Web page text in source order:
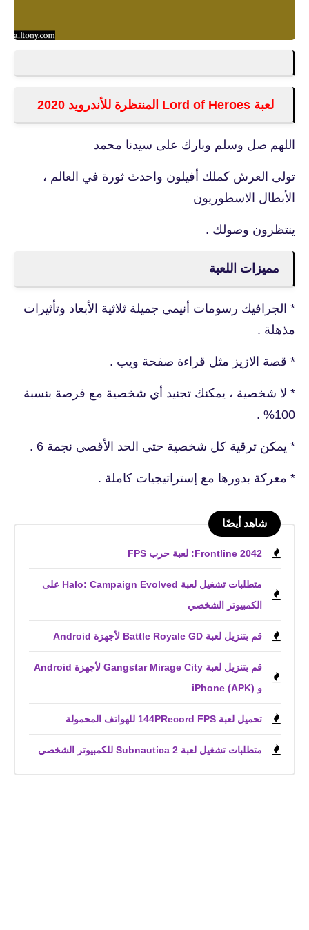
لعبة Lord of Heroes المنتظرة للأندرويد 2020
اللهم صل وسلم وبارك على سيدنا محمد
تولى العرش كملك أفيلون واحدث ثورة في العالم ،
الأبطال الاسطوريون
ينتظرون وصولك .
مميزات اللعبة
* الجرافيك رسومات أنيمي جميلة ثلاثية الأبعاد وتأثيرات
مذهلة .
* قصة الازيز مثل قراءة صفحة ويب .
* لا شخصية ، يمكنك تجنيد أي شخصية مع فرصة بنسبة
100% .
* يمكن ترقية كل شخصية حتى الحد الأقصى نجمة 6 .
* معركة بدورها مع إستراتيجيات كاملة .
شاهد أيضًا
Frontline 2042: لعبة حرب FPS
متطلبات تشغيل لعبة Halo: Campaign Evolved على
الكمبيوتر الشخصي
قم بتنزيل لعبة Battle Royale GD لأجهزة Android
قم بتنزيل لعبة Gangstar Mirage City لأجهزة Android
و iPhone (APK)
تحميل لعبة 144PRecord FPS للهواتف المحمولة
متطلبات تشغيل لعبة Subnautica 2 للكمبيوتر الشخصي